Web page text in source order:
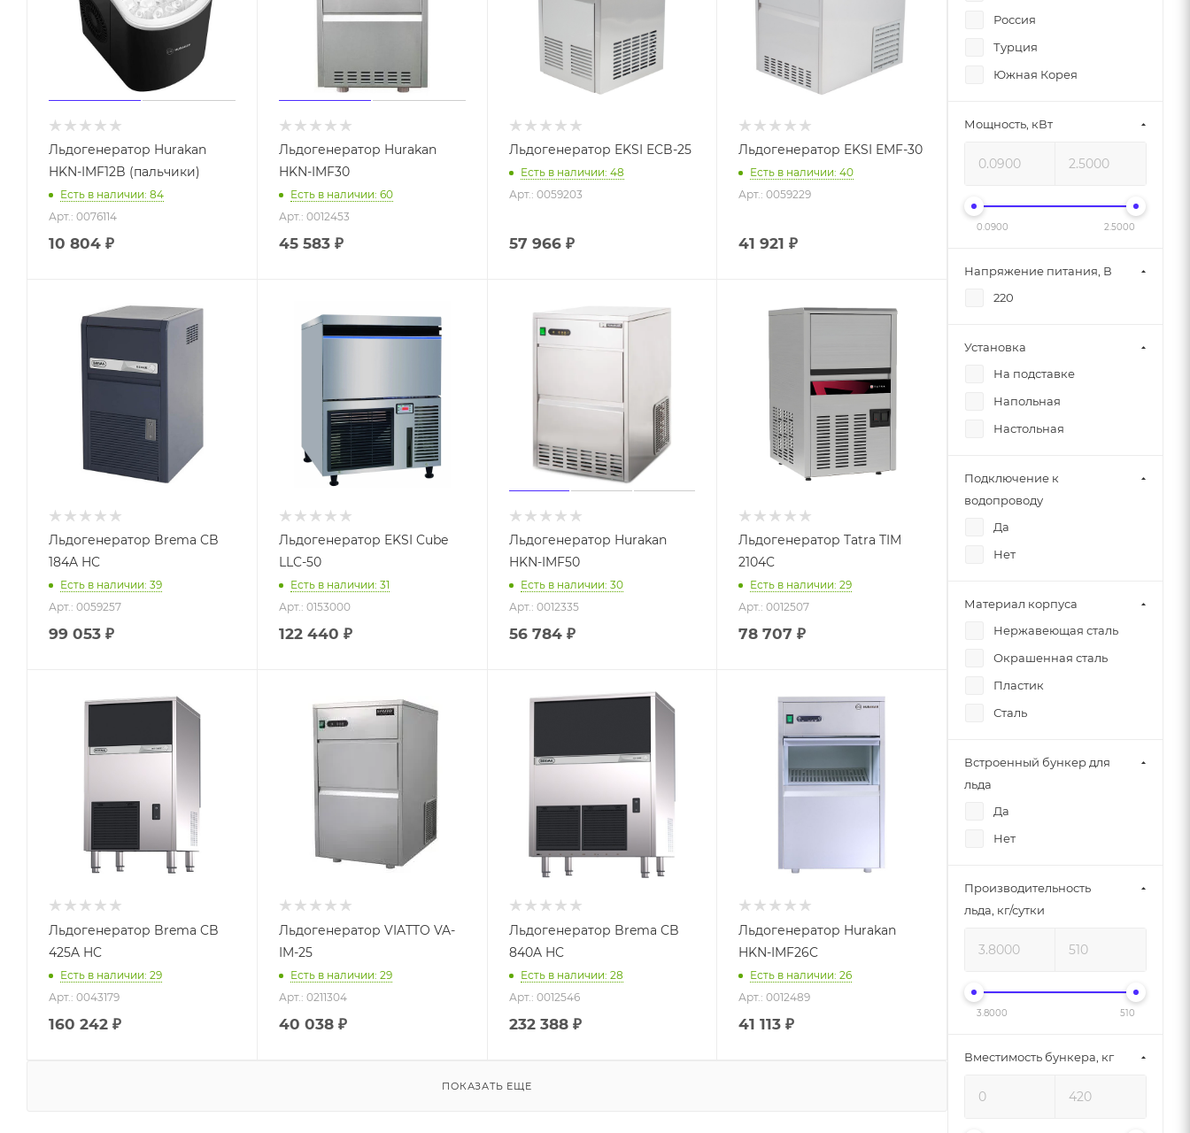
Льдогенератор Hurakan
HKN-IMF12B (пальчики)
Есть в наличии: 84
Арт.: 0076114
10 804 ₽
Льдогенератор Hurakan
HKN-IMF30
Есть в наличии: 60
Арт.: 0012453
45 583₽
Льдогенератор EKSI ECB-25
Есть в наличии: 48
Арт.: 0059203
57 966₽
Льдогенератор EKSI EMF-30
Есть в наличии: 40
Арт.: 0059229
41 921 ₽
Льдогенератор Brema CB
184A HC
Есть в наличии: 39
Арт.: 0059257
99 053 ₽
Льдогенератор EKSI Cube
LLC-50
Есть в наличии: 31
Арт.: 0153000
122 440 ₽
Льдогенератор Hurakan
HKN-IMF50
Есть в наличии: 30
Арт.: 0012335
56 784₽
Льдогенератор Tatra TIM
2104C
Есть в наличии: 29
Арт.: 0012507
78 707 ₽
Льдогенератор Brema CB
425A HC
Есть в наличии: 29
Арт.: 0043179
160 242 ₽
Льдогенератор VIATTO VA-
IM-25
Есть в наличии: 29
Арт.: 0211304
40 038₽
Льдогенератор Brema CB
840A HC
Есть в наличии: 28
Арт.: 0012546
232 388₽
Льдогенератор Hurakan
HKN-IMF26C
Есть в наличии: 26
Арт.: 0012489
41 113 ₽
ПОКАЗАТЬ ЕЩЕ
Россия
Турция
Южная Корея
Мощность, кВт
0.0900 2.5000
Напряжение питания, В
220
Установка
На подставке
Напольная
Настольная
Подключение к
водопроводу
Да
Нет
Материал корпуса
Нержавеющая сталь
Окрашенная сталь
Пластик
Сталь
Встроенный бункер для
льда
Да
Нет
Производительность
льда, кг/сутки
3.8000 510
Вместимость бункера, кг